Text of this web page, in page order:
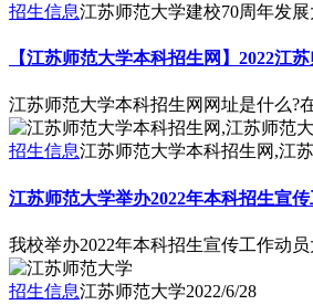
招生信息江苏师范大学建校70周年发
【江苏师范大学本科招生网】2022江
江苏师范大学本科招生网网址是什么?
招生信息江苏师范大学本科招生网,江
江苏师范大学举办2022年本科招生宣
我校举办2022年本科招生宣传工作动员
招生信息江苏师范大学2022/6/28